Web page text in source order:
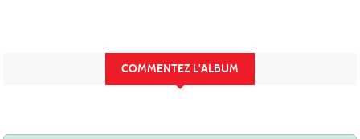
COMMENTEZ L'ALBUM